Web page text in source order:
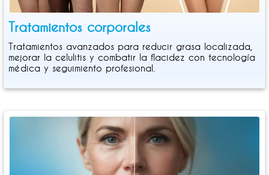
Tratamientos corporales
Tratamientos avanzados para reducir grasa localizada,
mejorar la celulitis y combatir la flacidez con tecnología
médica y seguimiento profesional.